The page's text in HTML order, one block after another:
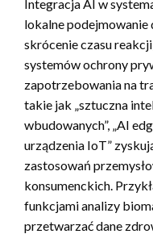
Integracja AI w
lokalne podejmowanie
skrócenie czasu
systemów ochrony
zapotrzebowania na
takie jak „sztuczna
wbudowanych”, „AI
urządzenia IoT”
zastosowań
konsumenckich.
funkcjami analizy
przetwarzać dane